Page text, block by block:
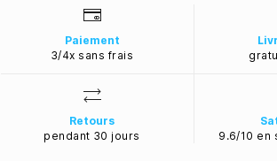
Paiement
3/4x sans frais
Retours
pendant 30 jours
9.6/10 en